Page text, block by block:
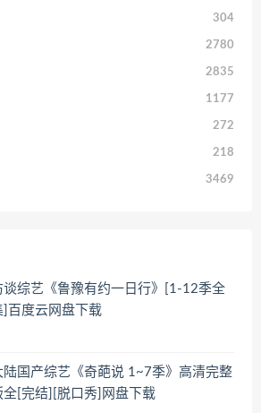
304
2780
2835
1177
272
218
3469
谈综艺《鲁豫有约一日行》[1-12季全
]百度云网盘下载
陆国产综艺《奇葩说 1~7季》高清完整
全[完结][脱口秀]网盘下载